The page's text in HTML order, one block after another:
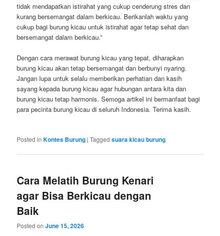
tidak mendapatkan istirahat yang cukup cenderung stres dan
kurang bersemangat dalam berkicau. Berikanlah waktu yang
cukup bagi burung kicau untuk istirahat agar tetap sehat dan
bersemangat dalam berkicau.”
Dengan cara merawat burung kicau yang tepat, diharapkan
burung kicau akan tetap bersemangat dan berbunyi nyaring.
Jangan lupa untuk selalu memberikan perhatian dan kasih
sayang kepada burung kicau agar hubungan antara kita dan
burung kicau tetap harmonis. Semoga artikel ini bermanfaat bagi
para pecinta burung kicau di seluruh Indonesia. Terima kasih.
Posted in Kontes Burung |Tagged suara kicau burung
Cara Melatih Burung Kenari
agar Bisa Berkicau dengan
Baik
Posted onJune 15, 2026